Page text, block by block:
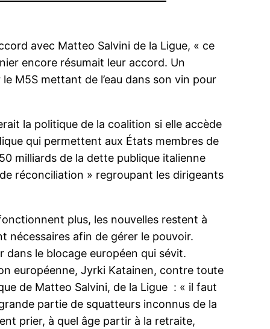
avec Matteo Salvini de la Ligue, « ce
encore résumait leur accord. Un
M5S mettant de l’eau dans son vin pour
la politique de la coalition si elle accède
qui permettent aux États membres de
milliards de la dette publique italienne
réconciliation » regroupant les dirigeants
plus, les nouvelles restent à
nécessaires afin de gérer le pouvoir.
dans le blocage européen qui sévit.
européenne, Jyrki Katainen, contre toute
de Matteo Salvini, de la Ligue : « il faut
partie de squatteurs inconnus de la
prier, à quel âge partir à la retraite,